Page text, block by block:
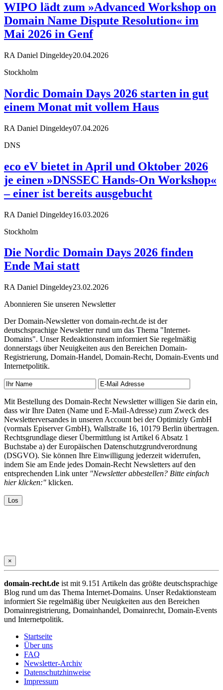
WIPO lädt zum »Advanced Workshop on
Domain Name Dispute Resolution« im
Mai 2026 in Genf
RA Daniel Dingeldey20.04.2026
Stockholm
Nordic Domain Days 2026 starten in gut
einem Monat mit vollem Haus
RA Daniel Dingeldey07.04.2026
DNS
eco eV bietet in April und Oktober 2026
je einen »DNSSEC Hands-On Workshop«
– einer ist bereits ausgebucht
RA Daniel Dingeldey16.03.2026
Stockholm
Die Nordic Domain Days 2026 finden
Ende Mai statt
RA Daniel Dingeldey23.02.2026
Abonnieren Sie unseren Newsletter
Der Domain-Newsletter von domain-recht.de ist der
deutschsprachige Newsletter rund um das Thema "Internet-
Domains". Unser Redeaktionsteam informiert Sie regelmäßig
donnerstags über Neuigkeiten aus den Bereichen Domain-
Registrierung, Domain-Handel, Domain-Recht, Domain-Events und
Internetpolitik.
Mit Bestellung des Domain-Recht Newsletter willigen Sie darin ein,
dass wir Ihre Daten (Name und E-Mail-Adresse) zum Zweck des
Newsletterversandes in unseren Account bei der Optimizly GmbH
(vormals Episerver GmbH), Wallstraße 16, 10179 Berlin übertragen.
Rechtsgrundlage dieser Übermittlung ist Artikel 6 Absatz 1
Buchstabe a) der Europäischen Datenschutzgrundverordnung
(DSGVO). Sie können Ihre Einwilligung jederzeit widerrufen,
indem Sie am Ende jedes Domain-Recht Newsletters auf den
entsprechenden Link unter "Newsletter abbestellen? Bitte einfach
hier klicken:" klicken.
×
domain-recht.de ist mit 9.151 Artikeln das größte deutschsprachige
Blog rund um das Thema Internet-Domains. Unser Redaktionsteam
informiert Sie regelmäßig über Neuigkeiten aus den Bereichen
Domainregistrierung, Domainhandel, Domainrecht, Domain-Events
und Internetpolitik.
Startseite
Über uns
FAQ
Newsletter-Archiv
Datenschutzhinweise
Impressum